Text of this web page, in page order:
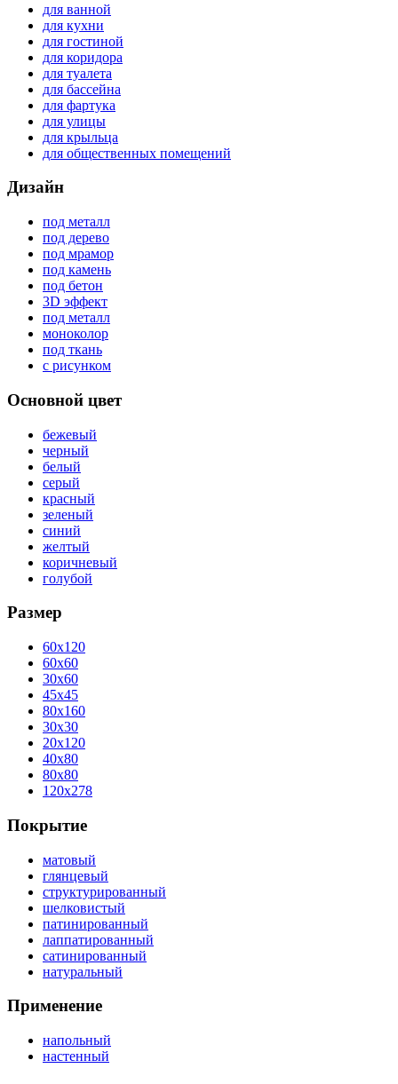
для ванной
для кухни
для гостиной
для коридора
для туалета
для бассейна
для фартука
для улицы
для крыльца
для общественных помещений
Дизайн
под металл
под дерево
под мрамор
под камень
под бетон
3D эффект
под металл
моноколор
под ткань
с рисунком
Основной цвет
бежевый
черный
белый
серый
красный
зеленый
синий
желтый
коричневый
голубой
Размер
60x120
60x60
30x60
45x45
80x160
30x30
20x120
40x80
80x80
120x278
Покрытие
матовый
глянцевый
структурированный
шелковистый
патинированный
лаппатированный
сатинированный
натуральный
Применение
напольный
настенный